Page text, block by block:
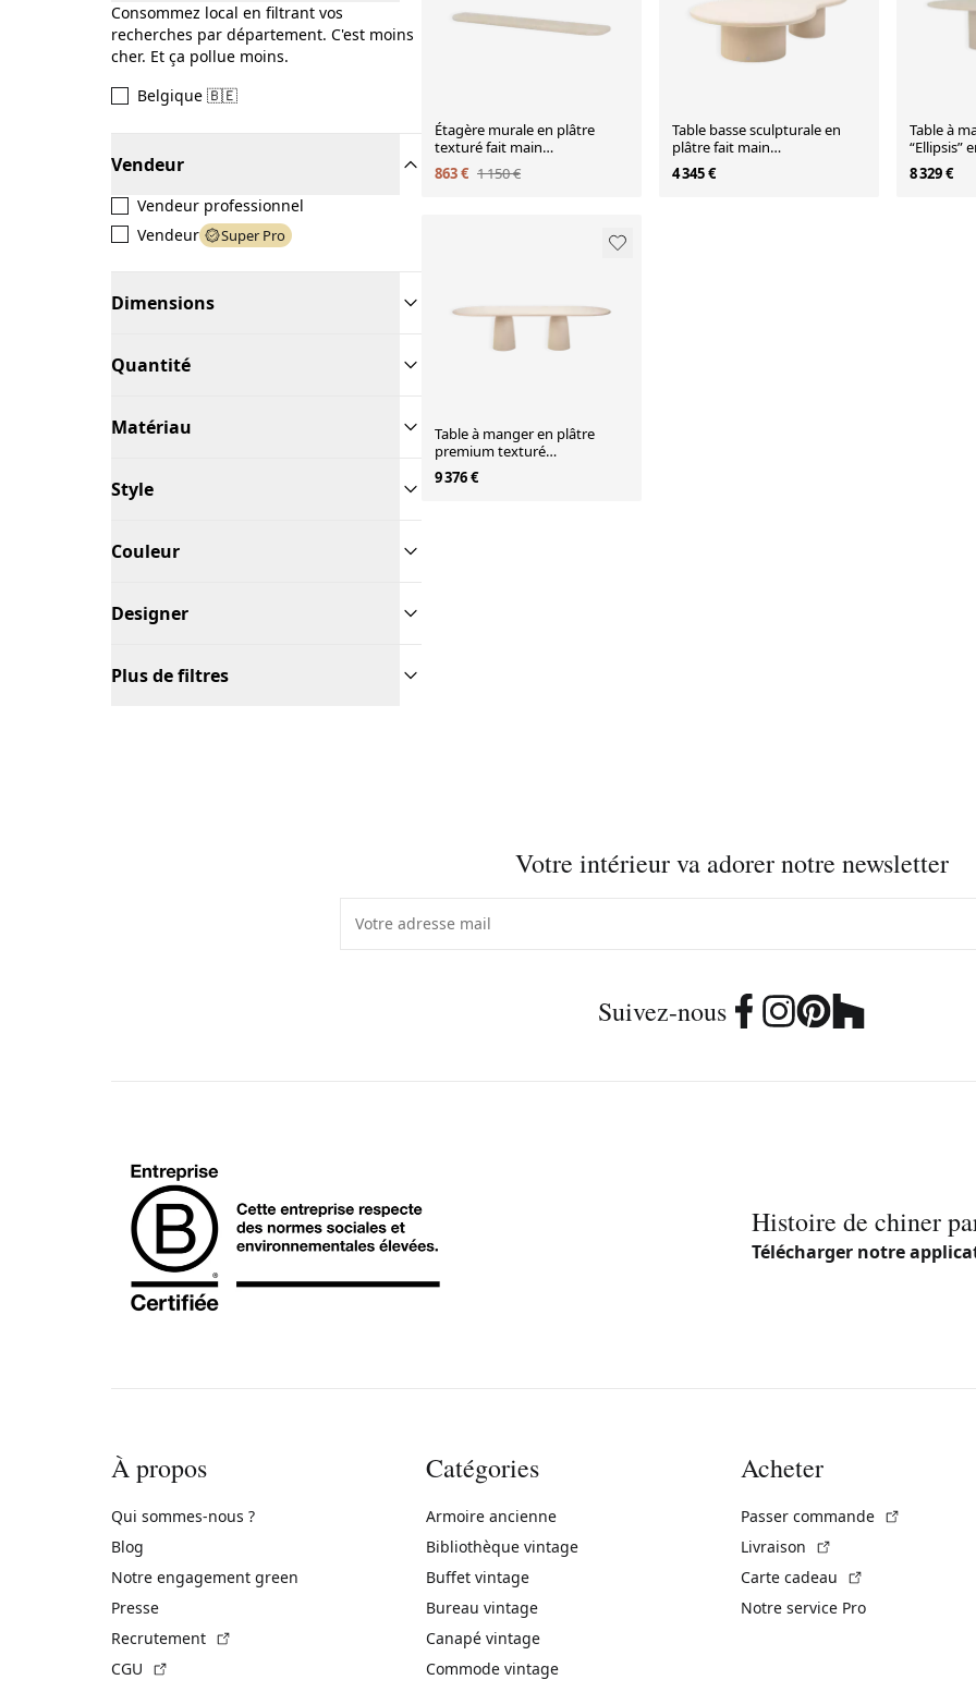
Consommez local en filtrant vos
recherches par département. C'est moins
cher. Et ça pollue moins.
Belgique 🇧🇪
Vendeur
Vendeur professionnel
Vendeur
Super Pro
Dimensions
Quantité
Matériau
Style
Couleur
Designer
Plus de filtres
Étagère murale en plâtre
texturé fait main
contemporaine
863 € 1 150 €
Table basse sculpturale en
plâtre fait main
personnalisable, forme
organique, O150
4 345 €
Table à
“Ellipsis”
forme
8 329 €
Table à manger en plâtre
premium texturé
contemporain fait main -
Personnalisable
9 376 €
Votre intérieur va adorer notre newsletter
Suivez-nous
Histoire de chiner
Télécharger notre
À propos
Qui sommes-nous ?
Blog
Notre engagement green
Presse
Recrutement
CGU
Catégories
Armoire ancienne
Bibliothèque vintage
Buffet vintage
Bureau vintage
Canapé vintage
Commode vintage
Acheter
Passer commande
Livraison
Carte cadeau
Notre service Pro